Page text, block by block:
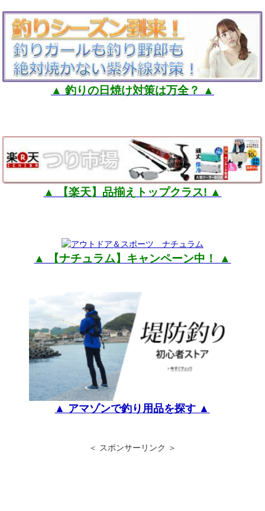
▲ 釣りの日焼け対策は万全？ ▲
▲ 【楽天】品揃えトップクラス! ▲
▲ 【ナチュラム】キャンペーン中！ ▲
▲ アマゾンで釣り用品を探す ▲
＜ スポンサーリンク ＞